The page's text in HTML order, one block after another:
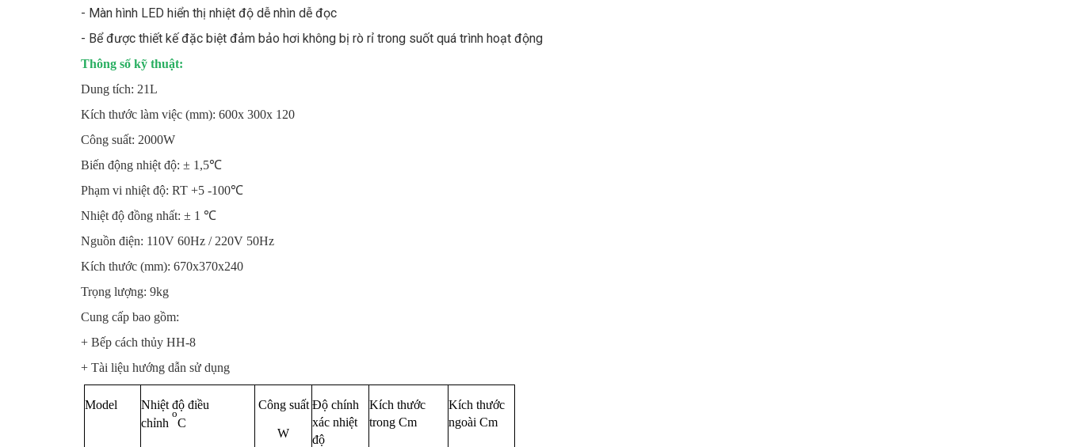
- Màn hình LED hiển thị nhiệt độ dễ nhìn dễ đọc
- Bể được thiết kế đặc biệt đảm bảo hơi không bị rò rỉ trong suốt quá trình hoạt động
Thông số kỹ thuật:
Dung tích: 21L
Kích thước làm việc (mm): 600x 300x 120
Công suất: 2000W
Biến động nhiệt độ: ± 1,5℃
Phạm vi nhiệt độ: RT +5 -100℃
Nhiệt độ đồng nhất: ± 1 ℃
Nguồn điện: 110V 60Hz / 220V 50Hz
Kích thước (mm): 670x370x240
Trọng lượng: 9kg
Cung cấp bao gồm:
+ Bếp cách thủy HH-8
+ Tài liệu hướng dẫn sử dụng
Model
Nhiệt độ điều
chỉnh
o
C
Công suất
W
Độ chính
xác nhiệt
độ
Kích thước
trong Cm
Kích thước
ngoài Cm